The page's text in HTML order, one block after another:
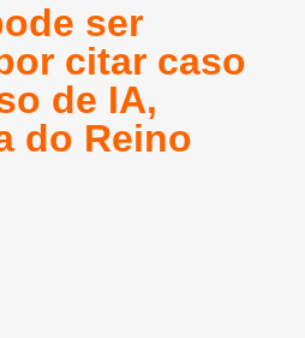
ser
citar caso
de IA,
do Reino